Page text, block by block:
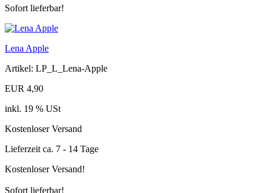
Sofort lieferbar!
Lena Apple
Artikel: LP_L_Lena-Apple
EUR 4,90
inkl. 19 % USt
Kostenloser Versand
Lieferzeit ca. 7 - 14 Tage
Kostenloser Versand!
Sofort lieferbar!